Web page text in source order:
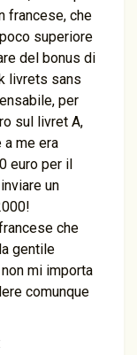
francese, che
superiore
del bonus di
livrets sans
per
sul livret A,
a me era
euro per il
un
che
gentile
mi importa
comunque